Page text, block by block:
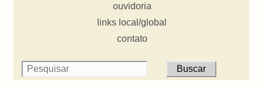
ouvidoria
links local/global
contato